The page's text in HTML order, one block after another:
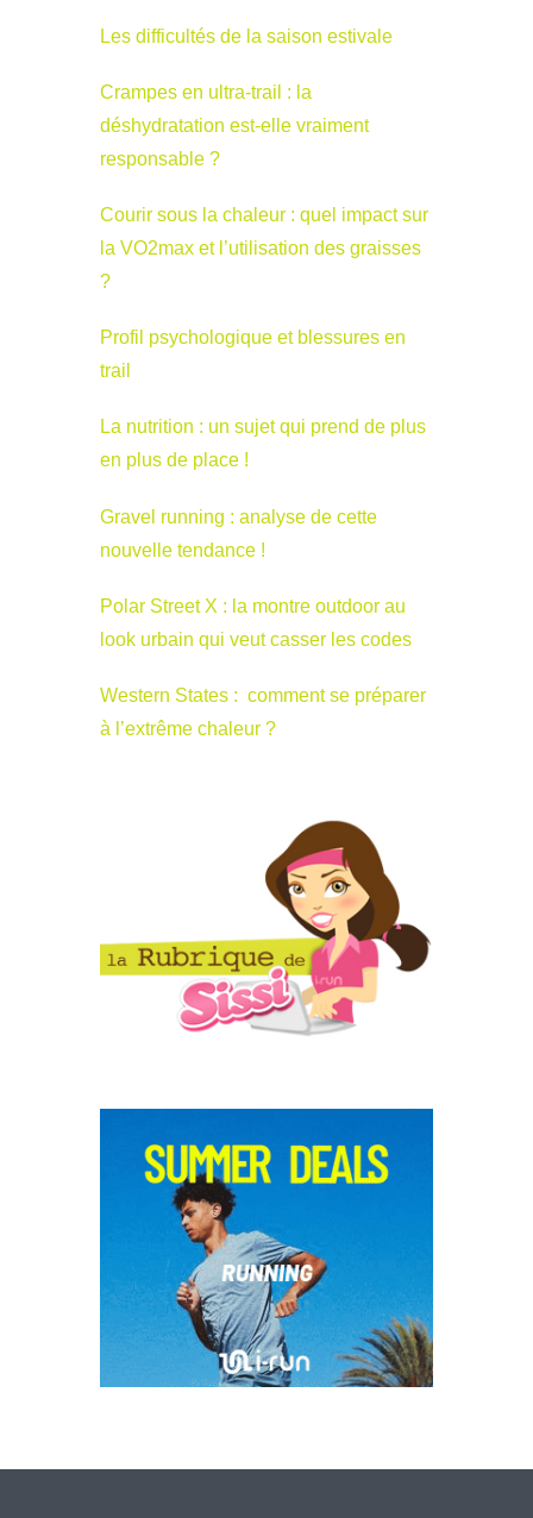
Les difficultés de la saison estivale
Crampes en ultra-trail : la
déshydratation est-elle vraiment
responsable ?
Courir sous la chaleur : quel impact sur
la VO2max et l’utilisation des graisses
?
Profil psychologique et blessures en
trail
La nutrition : un sujet qui prend de plus
en plus de place !
Gravel running : analyse de cette
nouvelle tendance !
Polar Street X : la montre outdoor au
look urbain qui veut casser les codes
Western States : comment se préparer
à l’extrême chaleur ?